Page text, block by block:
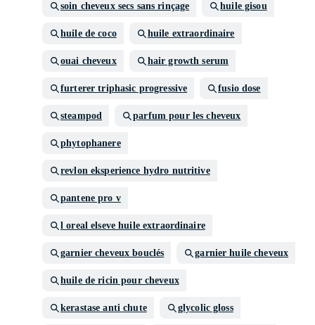
soin cheveux secs sans rinçage huile gisou
huile de coco huile extraordinaire
ouai cheveux hair growth serum
furterer triphasic progressive fusio dose
steampod parfum pour les cheveux
phytophanere
revlon eksperience hydro nutritive
pantene pro v
l oreal elseve huile extraordinaire
garnier cheveux bouclés garnier huile cheveux
huile de ricin pour cheveux
kerastase anti chute glycolic gloss